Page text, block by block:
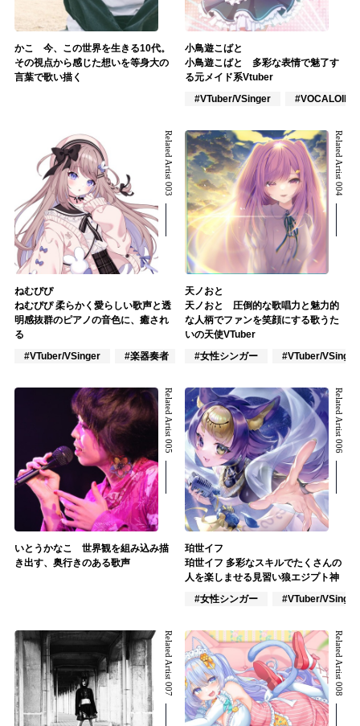
かこ 今、この世界を生きる10代。
その視点から感じた想いを等身大の
言葉で歌い描く
小鳥遊こばと
小鳥遊こばと 多彩な表情で魅了す
る元メイド系Vtuber
#VTuber/VSinger
#VOCALOID
Related Artist 003
ねむぴぴ
ねむぴぴ 柔らかく愛らしい歌声と透
明感抜群のピアノの音色に、癒され
る
#VTuber/VSinger
#楽器奏者 #アニメ/ゲーム
Related Artist 004
天ノおと
天ノおと 圧倒的な歌唱力と魅力的
な人柄でファンを笑顔にする歌うた
いの天使VTuber
#女性シンガー
#VTuber/VSinger
Related Artist 005
いとうかなこ 世界観を組み込み描
き出す、奥行きのある歌声
Related Artist 006
珀世イフ
珀世イフ 多彩なスキルでたくさんの
人を楽しませる見習い狼エジプト神
#女性シンガー
#VTuber/VSinger
Related Artist 007 Related Artist 008